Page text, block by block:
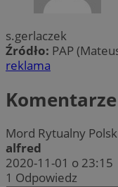
s.gerlaczek
Źródło: PAP
reklama
Mord Rytualny
alfred
2020-11-01 o 23:15
1 Odpowiedz